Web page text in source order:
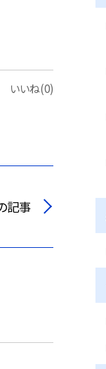
いいね(0)
記事